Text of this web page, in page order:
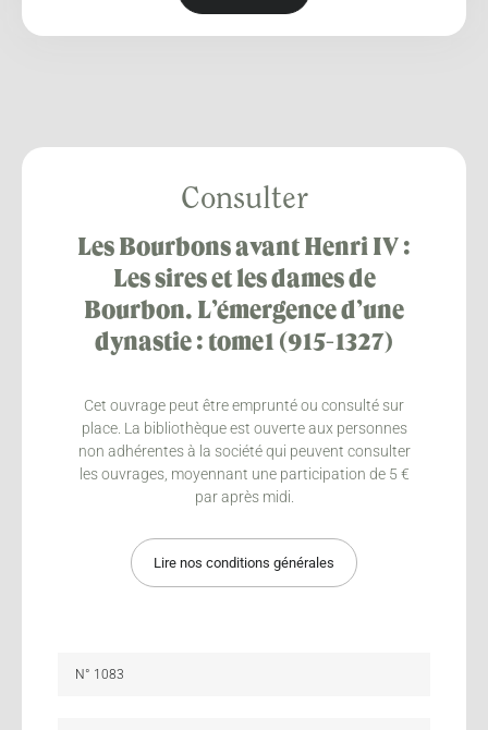
Consulter
Les Bourbons avant Henri IV :
Les sires et les dames de
Bourbon. L’émergence d’une
dynastie : tome1 (915-1327)
Cet ouvrage peut être emprunté ou consulté sur
place. La bibliothèque est ouverte aux personnes
non adhérentes à la société qui peuvent consulter
les ouvrages, moyennant une participation de 5 €
par après midi.
Lire nos conditions générales